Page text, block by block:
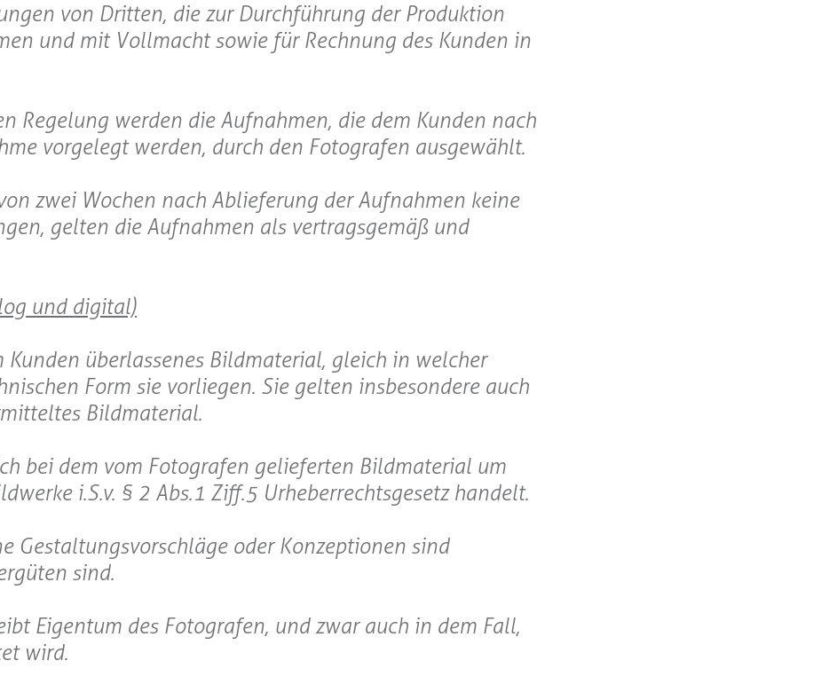
von Dritten, die zur Durchführung der Produktion
und mit Vollmacht sowie für Rechnung des Kunden in
Regelung werden die Aufnahmen, die dem Kunden nach
vorgelegt werden, durch den Fotografen ausgewählt.
zwei Wochen nach Ablieferung der Aufnahmen keine
gelten die Aufnahmen als vertragsgemäß und
und digital)
Kunden überlassenes Bildmaterial, gleich in welcher
Form sie vorliegen. Sie gelten insbesondere auch
Bildmaterial.
bei dem vom Fotografen gelieferten Bildmaterial um
i.S.v. § 2 Abs.1 Ziff.5 Urheberrechtsgesetz handelt.
Gestaltungsvorschläge oder Konzeptionen sind
sind.
Eigentum des Fotografen, und zwar auch in dem Fall,
wird.